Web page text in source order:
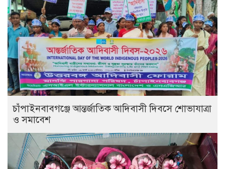
চাঁপাইনবাবগঞ্জে আন্তর্জাতিক আদিবাসী দিবসে শোভাযাত্রা
ও সমাবেশ